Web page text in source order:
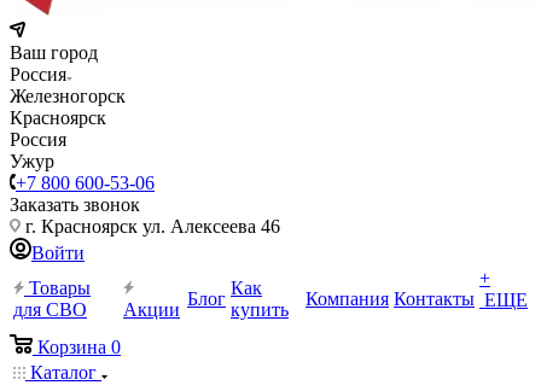
Ваш город
Россия
Железногорск
Красноярск
Россия
Ужур
+7 800 600-53-06
Заказать звонок
г. Красноярск ул. Алексеева 46
Войти
Товары
для СВО
Акции
Блог
Как
купить
Компания Контакты
+
ЕЩЕ
Корзина 0
Каталог